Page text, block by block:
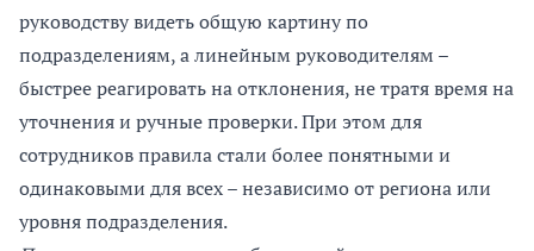
руководству видеть общую картину по
подразделениям, а линейным руководителям –
быстрее реагировать на отклонения, не тратя время на
уточнения и ручные проверки. При этом для
сотрудников правила стали более понятными и
одинаковыми для всех – независимо от региона или
уровня подразделения.